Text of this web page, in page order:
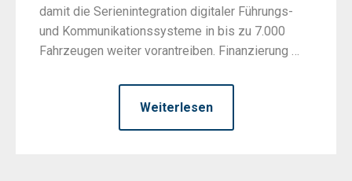
damit die Serienintegration digitaler Führungs-
und Kommunikationssysteme in bis zu 7.000
Fahrzeugen weiter vorantreiben. Finanzierung …
Weiterlesen